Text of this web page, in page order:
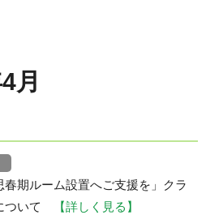
月
春期ルーム設置へご支援を」クラ
ついて
【詳しく見る】